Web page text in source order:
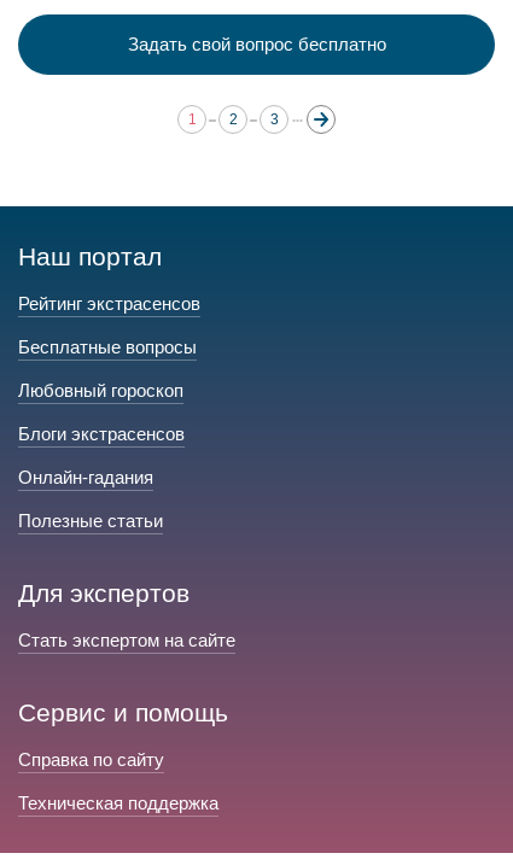
Задать свой вопрос бесплатно
1 2 3
Наш портал
Рейтинг экстрасенсов
Бесплатные вопросы
Любовный гороскоп
Блоги экстрасенсов
Онлайн-гадания
Полезные статьи
Для экспертов
Стать экспертом на сайте
Сервис и помощь
Справка по сайту
Техническая поддержка